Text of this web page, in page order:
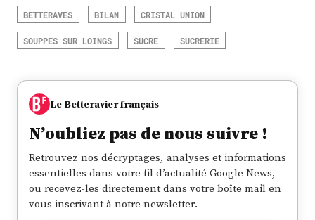
BETTERAVES BILAN CRISTAL UNION
SOUPPES SUR LOINGS SUCRE SUCRERIE
Le Betteravier français
N’oubliez pas de nous suivre !
Retrouvez nos décryptages, analyses et informations
essentielles dans votre fil d’actualité Google News,
ou recevez-les directement dans votre boîte mail en
vous inscrivant à notre newsletter.